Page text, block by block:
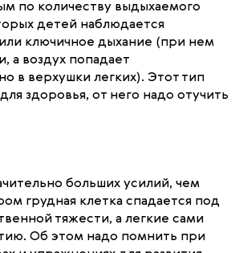
по количеству выдыхаемого
детей наблюдается
ключичное дыхание (при нем
а воздух попадает
в верхушки легких). Этот тип
здоровья, от него надо отучить
больших усилий, чем
грудная клетка спадается под
тяжести, а легкие сами
Об этом надо помнить при